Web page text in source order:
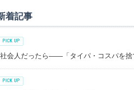
着記事
会人だったら――「タイパ・コスパを捨